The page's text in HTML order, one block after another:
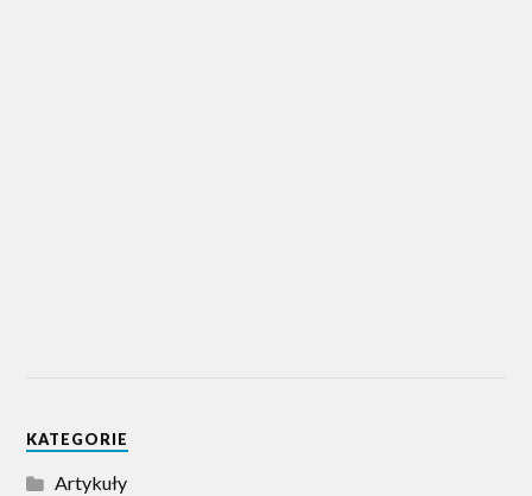
KATEGORIE
Artykuły